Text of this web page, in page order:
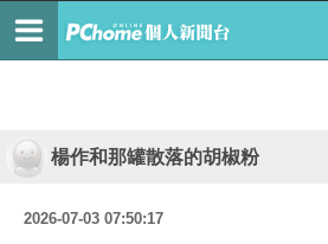
楊作和那罐散落的胡椒粉
2026-07-03 07:50:17